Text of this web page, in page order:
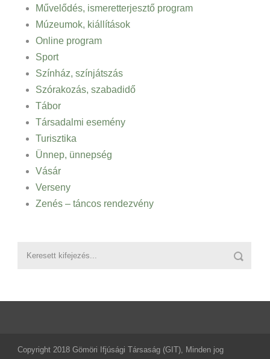
Művelődés, ismeretterjesztő program
Múzeumok, kiállítások
Online program
Sport
Színház, színjátszás
Szórakozás, szabadidő
Tábor
Társadalmi esemény
Turisztika
Ünnep, ünnepség
Vásár
Verseny
Zenés – táncos rendezvény
Copyright 2018 Gömöri Ifjúsági Társaság (GIT), Minden jog